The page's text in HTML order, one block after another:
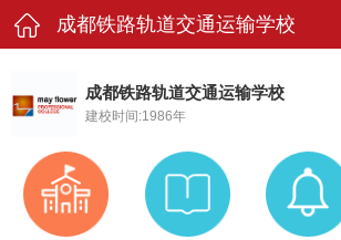
成都铁路轨道交通运输学校
成都铁路轨道交通运输学校
建校时间:1986年